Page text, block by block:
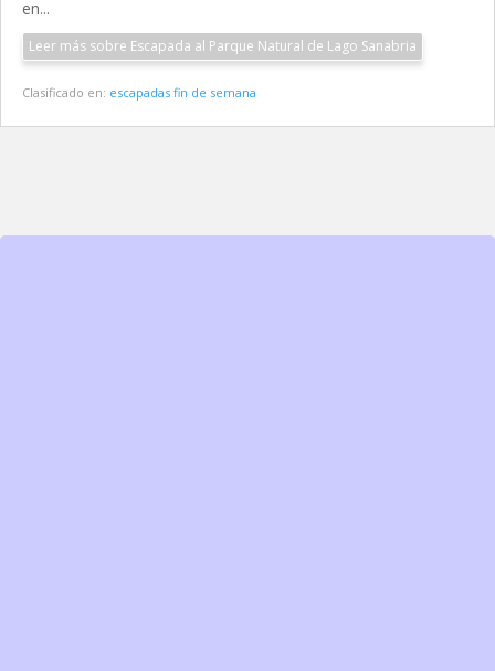
en...
Leer más sobre Escapada al Parque Natural de Lago Sanabria
Clasificado en: escapadas fin de semana